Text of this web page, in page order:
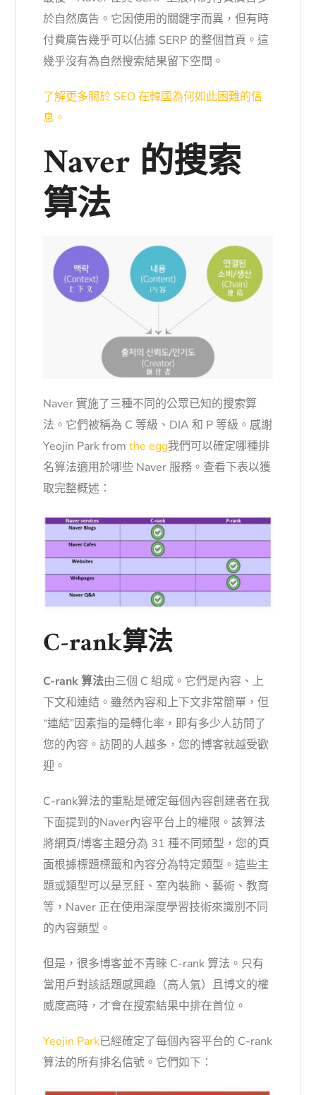
於自然廣告。它因使用的關鍵字而異，但有時
付費廣告幾乎可以佔據 SERP 的整個首頁。這
幾乎沒有為自然搜索結果留下空間。
了解更多關於 SEO 在韓國為何如此困難的信
息。
Naver 的搜索
算法
Naver 實施了三種不同的公眾已知的搜索算
法。它們被稱為 C 等級、DIA 和 P 等級。感謝
Yeojin Park from the egg我們可以確定哪種排
名算法適用於哪些 Naver 服務。查看下表以獲
取完整概述：
C-rank算法
C-rank 算法由三個 C 組成。它們是內容、上
下文和連結。雖然內容和上下文非常簡單，但
“連結”因素指的是轉化率，即有多少人訪問了
您的內容。訪問的人越多，您的博客就越受歡
迎。
C-rank算法的重點是確定每個內容創建者在我
下面提到的Naver內容平台上的權限。該算法
將網頁/博客主題分為 31 種不同類型，您的頁
面根據標題標籤和內容分為特定類型。這些主
題或類型可以是烹飪、室內裝飾、藝術、教育
等，Naver 正在使用深度學習技術來識別不同
的內容類型。
但是，很多博客並不青睞 C-rank 算法。只有
當用戶對該話題感興趣（高人氣）且博文的權
威度高時，才會在搜索結果中排在首位。
Yeojin Park已經確定了每個內容平台的 C-rank
算法的所有排名信號。它們如下：